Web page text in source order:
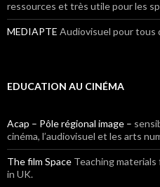
ressources et très utile pour les
MEDIAPTE Audiovisuel pour tous
EDUCATION AU CINÉMA
Acap – Pôle régional image –
cinéma, l’audiovisuel et les arts
The film Space Teaching materials
in UK.